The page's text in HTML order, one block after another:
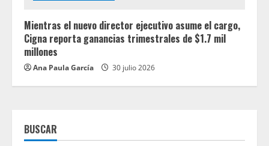
Mientras el nuevo director ejecutivo asume el cargo,
Cigna reporta ganancias trimestrales de $1.7 mil
millones
Ana Paula García 30 julio 2026
BUSCAR